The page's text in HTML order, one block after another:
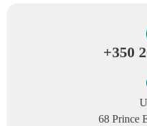
+350
68 Prince